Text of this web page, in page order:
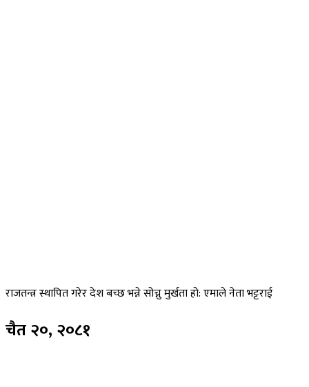
राजतन्त्रस्थापित गरेर देश बच्छ भन्ने सोच्नु मुर्खता हो: एमाले नेता भट्टराई
चैत२०, २०८१